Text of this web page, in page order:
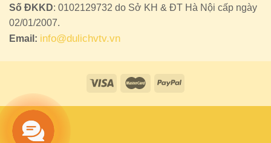
Số ĐKKD: 0102129732 do Sở KH & ĐT Hà Nội cấp ngày
02/01/2007.
Email: info@dulichvtv.vn